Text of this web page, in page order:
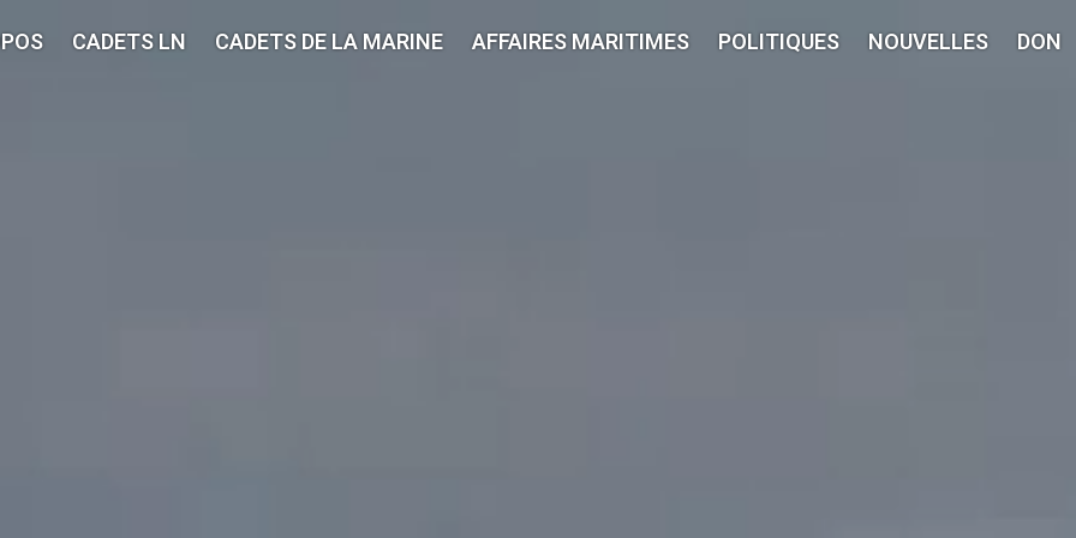
CADETS LN CADETS DE LA MARINE AFFAIRES MARITIMES POLITIQUES NOUVELLES DON